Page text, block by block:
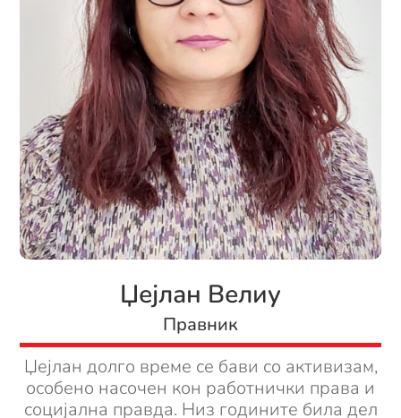
Џејлан Велиу
Правник
Џејлан долго време се бави со активизам,
особено насочен кон работнички права и
социјална правда. Низ годините била дел